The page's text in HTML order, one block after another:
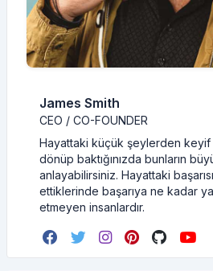
James Smith
CEO / CO-FOUNDER
Hayattaki küçük şeylerden keyif
dönüp baktığınızda bunların
anlayabilirsiniz. Hayattaki
ettiklerinde başarıya ne kadar
etmeyen insanlardır.